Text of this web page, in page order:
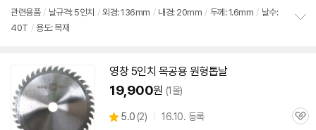
관련용품 / 날규격: 5인치 / 외경: 136mm / 내경: 20mm / 두께: 1.6mm / 날수:
40T / 용도: 목재
영창 5인치 목공용 원형톱날
19,900원 (1몰)
별
5.0 (상
2) 16.10. 등록
관